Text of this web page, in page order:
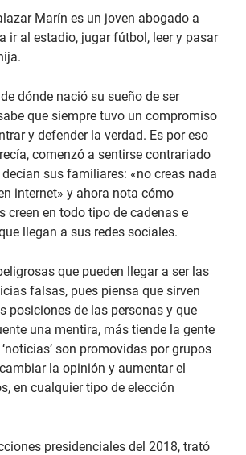
Marín es un joven abogado a
ir al estadio, jugar fútbol, leer y pasar
dónde nació su sueño de ser
que siempre tuvo un compromiso
y defender la verdad. Es por eso
comenzó a sentirse contrariado
sus familiares: «no creas nada
internet» y ahora nota cómo
creen en todo tipo de cadenas e
llegan a sus redes sociales.
que pueden llegar a ser las
falsas, pues piensa que sirven
posiciones de las personas y que
una mentira, más tiende la gente
son promovidas por grupos
la opinión y aumentar el
en cualquier tipo de elección
presidenciales del 2018, trató